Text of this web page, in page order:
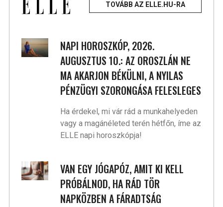
TOVÁBB AZ ELLE.HU-RA
NAPI HOROSZKÓP, 2026.
AUGUSZTUS 10.: AZ OROSZLÁN NE
MA AKARJON BÉKÜLNI, A NYILAS
PÉNZÜGYI SZORONGÁSA FELESLEGES
Ha érdekel, mi vár rád a munkahelyeden
vagy a magánéleted terén hétfőn, íme az
ELLE napi horoszkópja!
VAN EGY JÓGAPÓZ, AMIT KI KELL
PRÓBÁLNOD, HA RÁD TÖR
NAPKÖZBEN A FÁRADTSÁG